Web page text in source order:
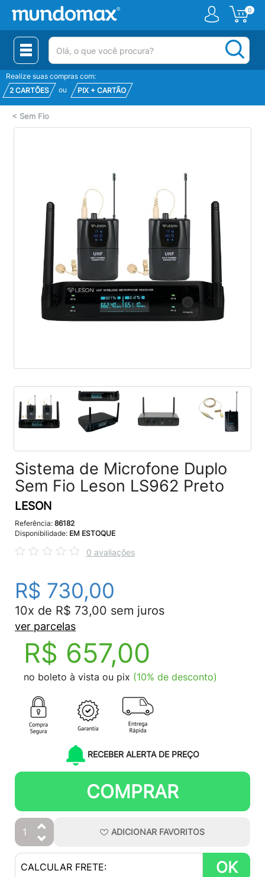
0
(pesquisar)
Realize suas compras com:
2 CARTÕES
ou PIX + CARTÃO
< Sem Fio
Sistema de Microfone Duplo
Sem Fio Leson LS962 Preto
LESON
Referência: 86182
Disponibilidade: EM ESTOQUE
0 avaliações
R$ 730,00
10x de R$ 73,00 sem juros
ver parcelas
R$ 657,00
no boleto à vista ou pix (10% de desconto)
RECEBER ALERTA DE PREÇO
COMPRAR
ADICIONAR FAVORITOS
OK